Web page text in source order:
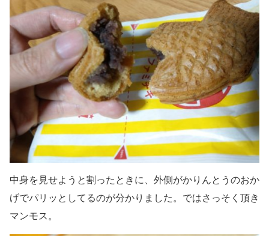
中身を見せようと割ったときに、外側がかりんとうのおか
げでパリッとしてるのが分かりました。ではさっそく頂き
マンモス。